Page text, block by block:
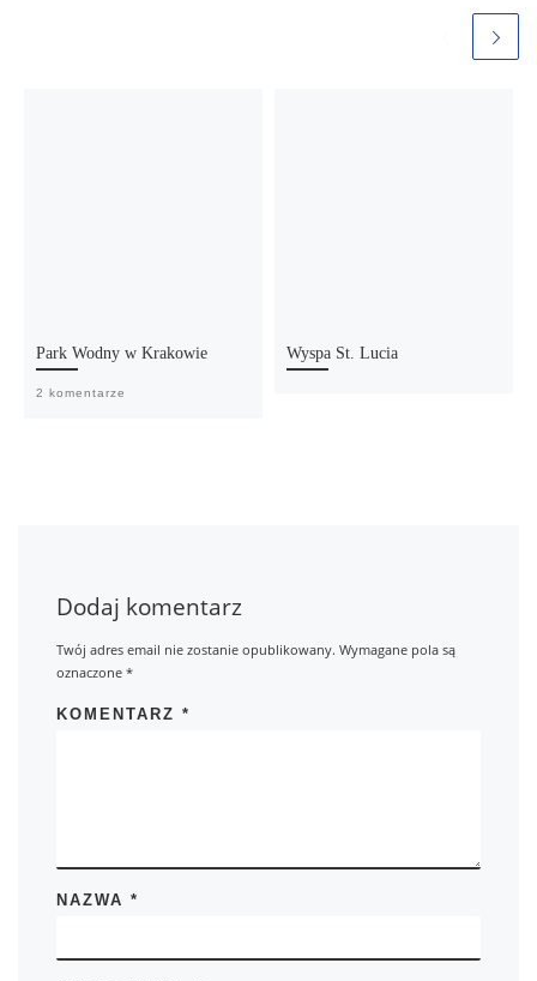
Park Wodny w Krakowie
2 komentarze
Wyspa St. Lucia
Dodaj komentarz
Twój adres email nie zostanie opublikowany. Wymagane pola są
oznaczone*
KOMENTARZ*
NAZWA*